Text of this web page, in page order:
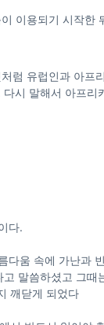
이용되기 시작한
럼 유럽인과 아프
시 말해서 아프리
다.
움 속에 가난과
말씀하셨고 그때
깨닫게 되었다